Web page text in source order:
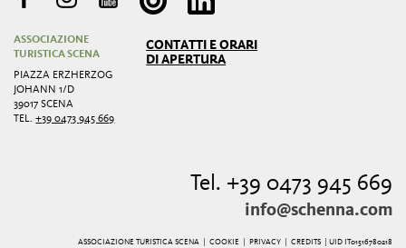
ASSOCIAZIONE
TURISTICA SCENA
PIAZZA ERZHERZOG
JOHANN 1/D
39017 SCENA
TEL.+39 0473 945 669
CONTATTI E ORARI
DI APERTURA
Tel. +39 0473 945 669
info@schenna.com
ASSOCIAZIONE TURISTICA SCENA | COOKIE PRIVACY| CREDITS | UID IT01516780218